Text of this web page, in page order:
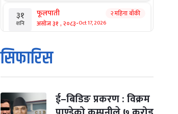
३१
शनि
फूलपाती
असोज ३१ , २०८३-Oct 17, 2026
२ महिना बाँकी
१
आइत
कार्तिक सङ्क्रान्ति
कार्तिक १, २०८३
मंगल कार्तिक ३, २०८३-Oct 20, 2026
सिफारिस
ई–बिडिङ प्रकरण : विक्रम